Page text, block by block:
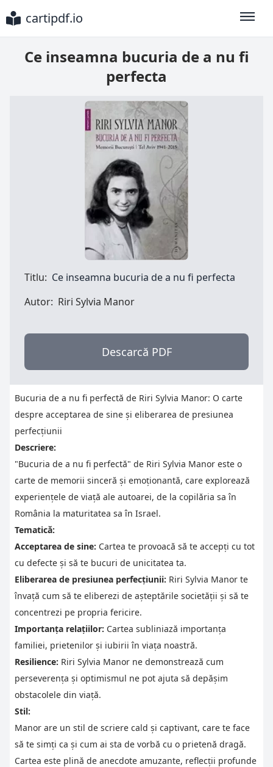
cartipdf.io
Ce inseamna bucuria de a nu fi
perfecta
Titlu: Ce inseamna bucuria de a nu fi perfecta
Autor: Riri Sylvia Manor
Descarcă PDF
Bucuria de a nu fi perfectă de Riri Sylvia Manor: O carte
despre acceptarea de sine și eliberarea de presiunea
perfecțiunii
Descriere:
"Bucuria de a nu fi perfectă" de Riri Sylvia Manor este o
carte de memorii sinceră și emoționantă, care explorează
experiențele de viață ale autoarei, de la copilăria sa în
România la maturitatea sa în Israel.
Tematică:
Acceptarea de sine: Cartea te provoacă să te accepți cu tot
cu defecte și să te bucuri de unicitatea ta.
Eliberarea de presiunea perfecțiunii: Riri Sylvia Manor te
învață cum să te eliberezi de așteptările societății și să te
concentrezi pe propria fericire.
Importanța relațiilor: Cartea subliniază importanța
familiei, prietenilor și iubirii în viața noastră.
Resilience: Riri Sylvia Manor ne demonstrează cum
perseverența și optimismul ne pot ajuta să depășim
obstacolele din viață.
Stil:
Manor are un stil de scriere cald și captivant, care te face
să te simți ca și cum ai sta de vorbă cu o prietenă dragă.
Cartea este plină de anecdote amuzante, reflecții profunde